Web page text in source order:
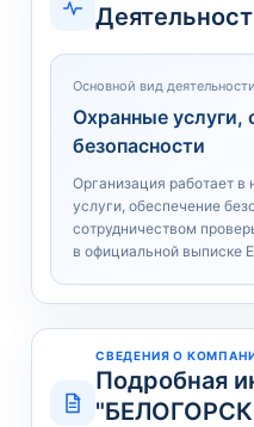
Основной вид деятельности
Охранные услуги,
безопасности
Организация работает
услуги, обеспечение
сотрудничеством
в официальной выписке
СВЕДЕНИЯ О
Подробная